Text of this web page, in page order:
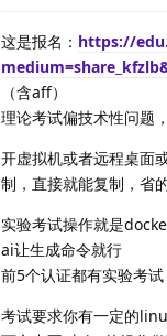
这是报名： https://
（含aff）
理论考试偏技术性问题
开虚拟机或者远程桌面
制，直接就能复制，省
实验考试操作就是
ai让生成命令就行
前5个认证都有实验考
考试要求你有一定的